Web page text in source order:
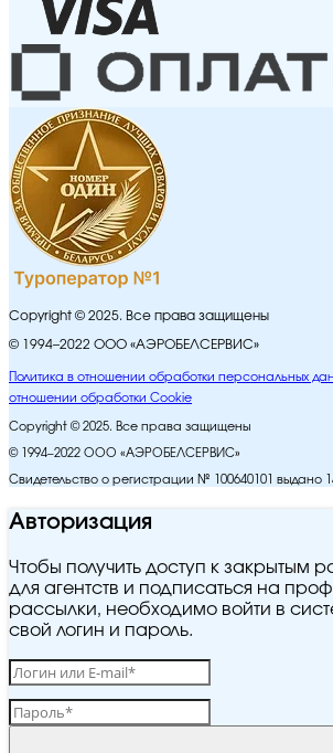
Copyright © 2025. Все права защищены
© 1994–2022 ООО «АЭРОБЕЛСЕРВИС»
Политика в отношении обработки персональных
отношении обработки Cookie
Copyright © 2025. Все права защищены
© 1994–2022 ООО «АЭРОБЕЛСЕРВИС»
Свидетельство о регистрации № 100640101 выдано
Авторизация
Чтобы получить доступ к закрытым
для агентств и подписаться на
рассылки, необходимо войти в
свой логин и пароль.